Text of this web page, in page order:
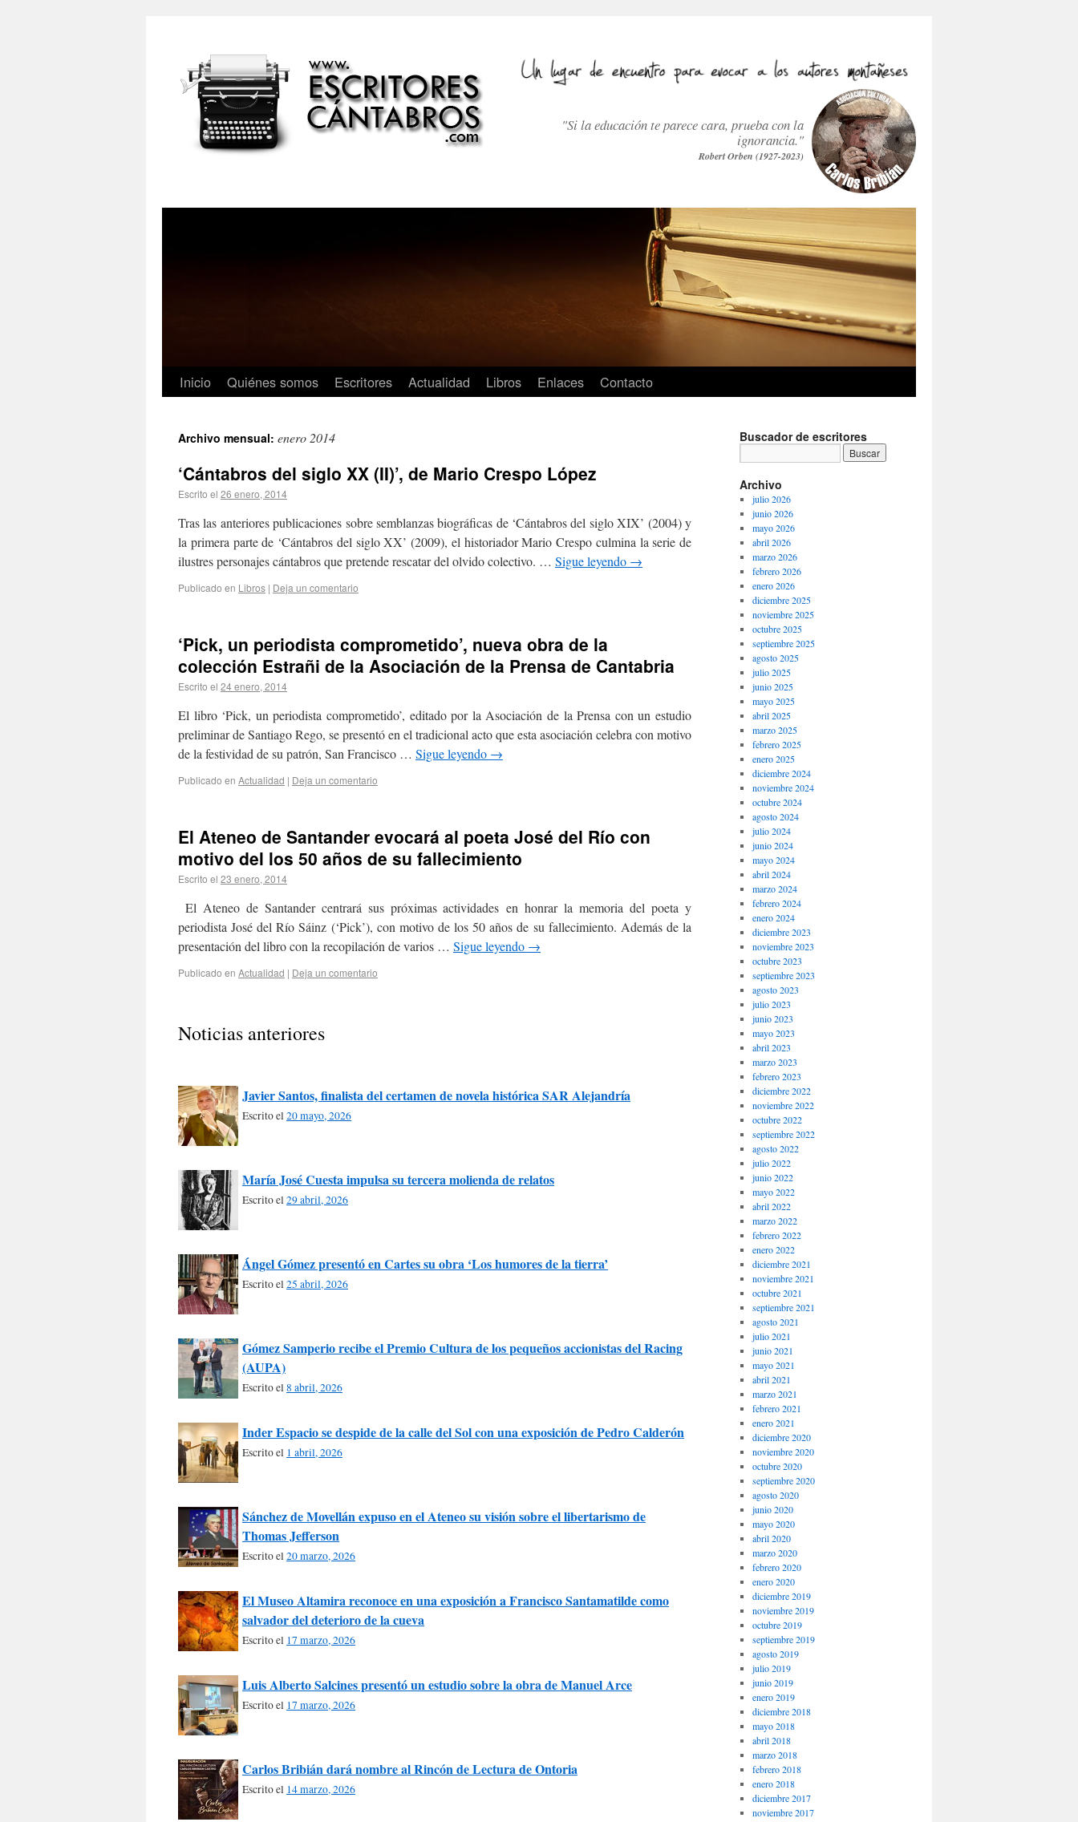
"Si la educación te parece cara, prueba con la
ignorancia."
Robert Orben (1927-2023)
Inicio Quiénes somos Escritores Actualidad Libros Enlaces Contacto
Archivo mensual: enero 2014
‘Cántabros del siglo XX (II)’, de Mario Crespo López
Escrito el 26 enero, 2014
Tras las anteriores publicaciones sobre semblanzas biográficas de ‘Cántabros del siglo XIX’ (2004) y
la primera parte de ‘Cántabros del siglo XX’ (2009), el historiador Mario Crespo culmina la serie de
ilustres personajes cántabros que pretende rescatar del olvido colectivo. … Sigue leyendo →
Publicado en Libros | Deja un comentario
‘Pick, un periodista comprometido’, nueva obra de la
colección Estrañi de la Asociación de la Prensa de Cantabria
Escrito el 24 enero, 2014
El libro ‘Pick, un periodista comprometido’, editado por la Asociación de la Prensa con un estudio
preliminar de Santiago Rego, se presentó en el tradicional acto que esta asociación celebra con motivo
de la festividad de su patrón, San Francisco … Sigue leyendo →
Publicado en Actualidad | Deja un comentario
El Ateneo de Santander evocará al poeta José del Río con
motivo del los 50 años de su fallecimiento
Escrito el 23 enero, 2014
El Ateneo de Santander centrará sus próximas actividades en honrar la memoria del poeta y
periodista José del Río Sáinz (‘Pick’), con motivo de los 50 años de su fallecimiento. Además de la
presentación del libro con la recopilación de varios … Sigue leyendo →
Publicado en Actualidad | Deja un comentario
Noticias anteriores
Javier Santos, finalista del certamen de novela histórica SAR Alejandría
Escrito el20 mayo, 2026
María José Cuesta impulsa su tercera molienda de relatos
Escrito el29 abril, 2026
Ángel Gómez presentó en Cartes su obra ‘Los humores de la tierra’
Escrito el25 abril, 2026
Gómez Samperio recibe el Premio Cultura de los pequeños accionistas del Racing
(AUPA)
Escrito el8 abril, 2026
Inder Espacio se despide de la calle del Sol con una exposición de Pedro Calderón
Escrito el 1 abril, 2026
Sánchez de Movellán expuso en el Ateneo su visión sobre el libertarismo de
Thomas Jefferson
Escrito el20 marzo, 2026
El Museo Altamira reconoce en una exposición a Francisco Santamatilde como
salvador del deterioro de la cueva
Escrito el 17 marzo, 2026
Luis Alberto Salcines presentó un estudio sobre la obra de Manuel Arce
Escrito el 17 marzo, 2026
Carlos Bribián dará nombre al Rincón de Lectura de Ontoria
Escrito el 14 marzo, 2026
Buscador de escritores
Archivo
julio 2026
junio 2026
mayo 2026
abril 2026
marzo 2026
febrero 2026
enero 2026
diciembre 2025
noviembre 2025
octubre 2025
septiembre 2025
agosto 2025
julio 2025
junio 2025
mayo 2025
abril 2025
marzo 2025
febrero 2025
enero 2025
diciembre 2024
noviembre 2024
octubre 2024
agosto 2024
julio 2024
junio 2024
mayo 2024
abril 2024
marzo 2024
febrero 2024
enero 2024
diciembre 2023
noviembre 2023
octubre 2023
septiembre 2023
agosto 2023
julio 2023
junio 2023
mayo 2023
abril 2023
marzo 2023
febrero 2023
diciembre 2022
noviembre 2022
octubre 2022
septiembre 2022
agosto 2022
julio 2022
junio 2022
mayo 2022
abril 2022
marzo 2022
febrero 2022
enero 2022
diciembre 2021
noviembre 2021
octubre 2021
septiembre 2021
agosto 2021
julio 2021
junio 2021
mayo 2021
abril 2021
marzo 2021
febrero 2021
enero 2021
diciembre 2020
noviembre 2020
octubre 2020
septiembre 2020
agosto 2020
junio 2020
mayo 2020
abril 2020
marzo 2020
febrero 2020
enero 2020
diciembre 2019
noviembre 2019
octubre 2019
septiembre 2019
agosto 2019
julio 2019
junio 2019
enero 2019
diciembre 2018
mayo 2018
abril 2018
marzo 2018
febrero 2018
enero 2018
diciembre 2017
noviembre 2017